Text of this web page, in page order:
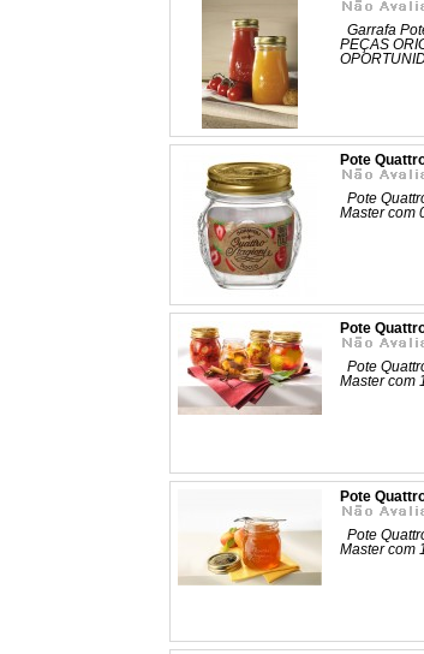
Garrafa
PEÇAS
Pote
Pote
Master com
Pote
Pote
Master com
Pote
Pote
Master com